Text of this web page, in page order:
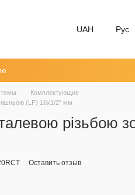
UAH Рус
Комплектующие
(LF) 16x1/2" мм
різьбою
Оставить отзыв